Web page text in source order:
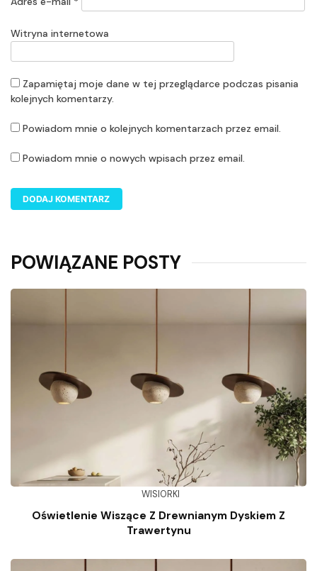
Witryna internetowa
Zapamiętaj moje dane w tej przeglądarce podczas pisania
kolejnych komentarzy.
Powiadom mnie o kolejnych komentarzach przez email.
Powiadom mnie o nowych wpisach przez email.
POWIĄZANE POSTY
WISIORKI
Oświetlenie Wiszące Z Drewnianym Dyskiem Z
Trawertynu